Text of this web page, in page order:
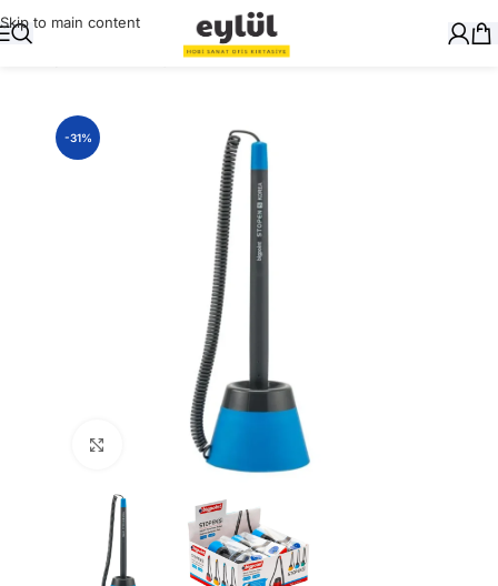
Skip to main content
Yazı Gereçleri/Tükenmez Kalemler
-31%
Büyütmek için tıklayın